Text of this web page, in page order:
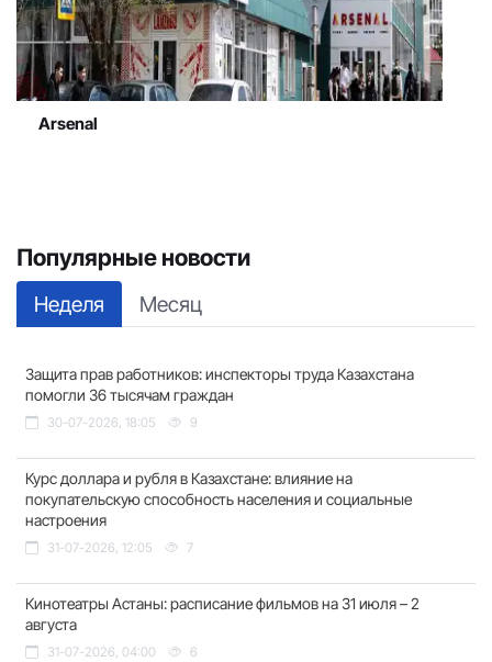
Arsenal
Популярные новости
Неделя Месяц
Защита прав работников: инспекторы труда Казахстана
помогли 36 тысячам граждан
30-07-2026, 18:05 9
Курс доллара и рубля в Казахстане: влияние на
покупательскую способность населения и социальные
настроения
31-07-2026, 12:05 7
Кинотеатры Астаны: расписание фильмов на 31 июля – 2
августа
31-07-2026, 04:00 6